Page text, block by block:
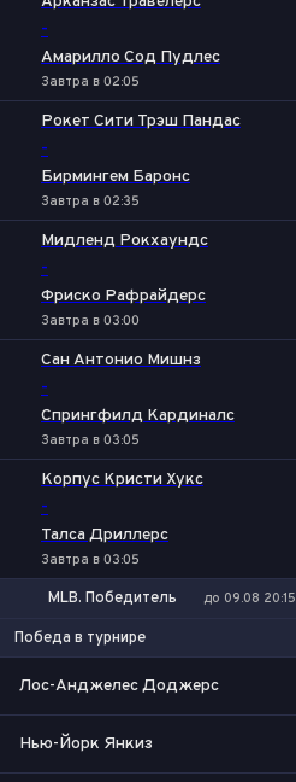
-
Амарилло Сод Пудлес
Завтра в 02:05
Рокет Сити Трэш Пандас
-
Бирмингем Баронс
Завтра в 02:35
Мидленд Рокхаундс
-
Фриско Рафрайдерс
Завтра в 03:00
Сан Антонио Мишнз
-
Спрингфилд Кардиналс
Завтра в 03:05
Корпус Кристи Хукс
-
Талса Дриллерс
Завтра в 03:05
MLB. Победитель до 09.08 20:15
Победа в турнире
Лос-Анджелес Доджерс
Нью-Йорк Янкиз